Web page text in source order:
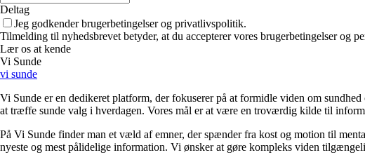
Deltag
Jeg godkender brugerbetingelser og privatlivspolitik.
Tilmelding til nyhedsbrevet betyder, at du accepterer vores brugerbetingelser og
Lær os at kende
Vi Sunde
vi sunde
Vi Sunde er en dedikeret platform, der fokuserer på at formidle viden om
at træffe sunde valg i hverdagen. Vores mål er at være en troværdig kilde til
På Vi Sunde finder man et væld af emner, der spænder fra kost og motion til
nyeste og mest pålidelige information. Vi ønsker at gøre kompleks viden